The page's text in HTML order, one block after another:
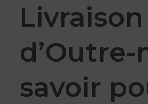
d’Outre-
savoir